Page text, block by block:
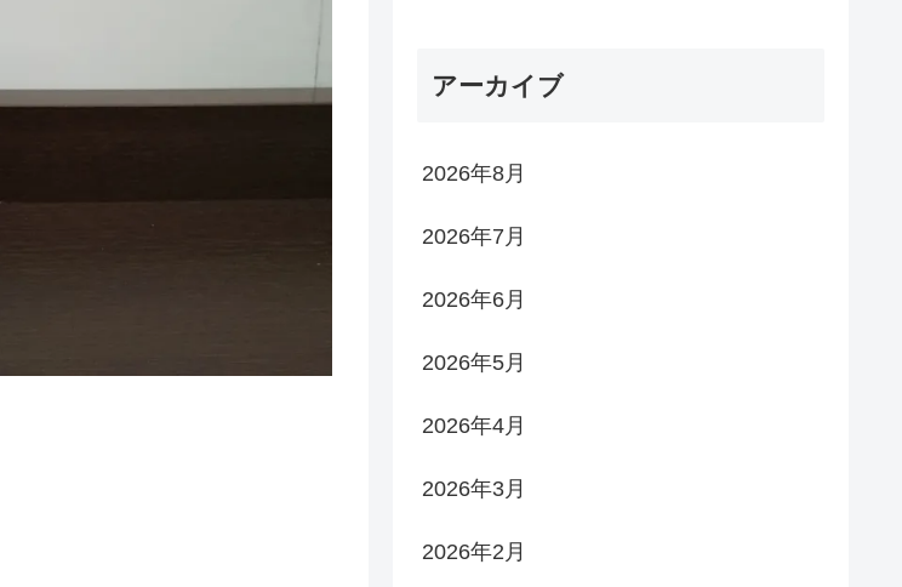
アーカイブ
2026年8月
2026年7月
2026年6月
2026年5月
2026年4月
2026年3月
2026年2月